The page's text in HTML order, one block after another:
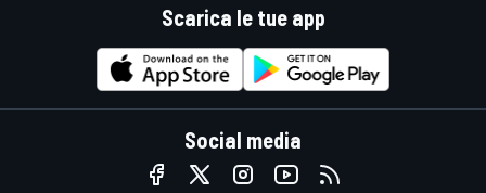
Scarica le tue app
Social media